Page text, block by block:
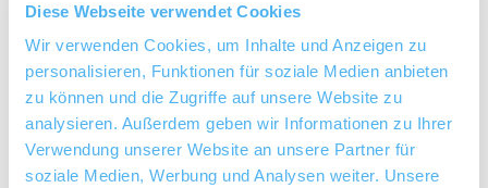
Diese Webseite verwendet Cookies
Wir verwenden Cookies, um Inhalte und Anzeigen zu
personalisieren, Funktionen für soziale Medien anbieten
zu können und die Zugriffe auf unsere Website zu
analysieren. Außerdem geben wir Informationen zu Ihrer
Verwendung unserer Website an unsere Partner für
soziale Medien, Werbung und Analysen weiter. Unsere
Wohnort
Ihre E-Mail Adresse*